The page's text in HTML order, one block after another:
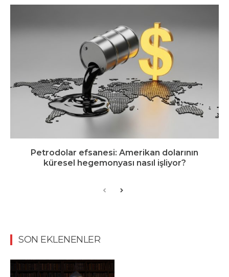
Petrodolar efsanesi: Amerikan dolarının
küresel hegemonyası nasıl işliyor?
SON EKLENENLER